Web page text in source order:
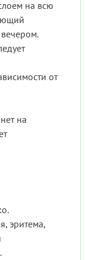
на всю
от
на
эритема,